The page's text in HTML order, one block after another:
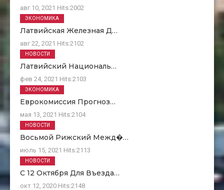
авг 10, 2021 Hits:2002
Латвийская Железная Д…
авг 22, 2021 Hits:2102
ЭКОНОМИКА
Латвийский Националь…
фев 24, 2021 Hits:2103
НОВОСТИ
Еврокомиссия Прогноз…
мая 13, 2021 Hits:2104
ЭКОНОМИКА
Восьмой Рижский Межд�…
июль 15, 2021 Hits:2113
НОВОСТИ
С 12 Октября Для Въезда…
окт 12, 2020 Hits:2148
НОВОСТИ